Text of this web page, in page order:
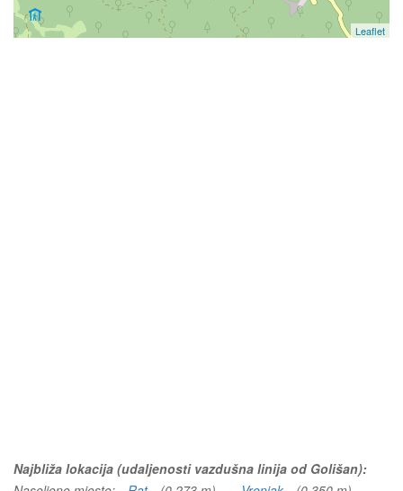
Leaflet
Najbliža lokacija (udaljenosti vazdušna linija od Golišan):